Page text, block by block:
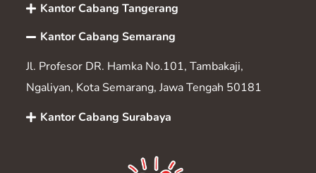
Kantor Cabang Tangerang
Kantor Cabang Semarang
Jl. Profesor DR. Hamka No.101, Tambakaji,
Ngaliyan, Kota Semarang, Jawa Tengah 50181
Kantor Cabang Surabaya